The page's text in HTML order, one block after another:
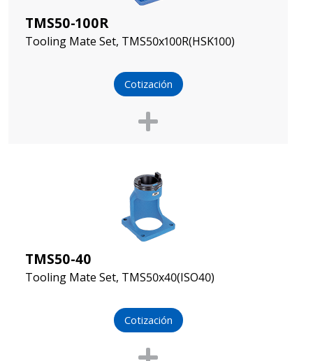
TMS50-100R
Tooling Mate Set, TMS50x100R(HSK100)
Cotización
TMS50-40
Tooling Mate Set, TMS50x40(ISO40)
Cotización